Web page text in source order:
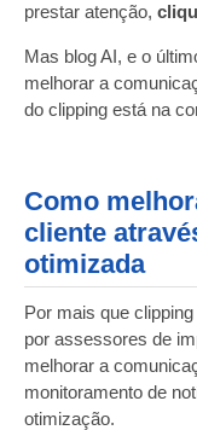
prestar atenção,
Mas blog AI, e o
melhorar a
do clipping está na
Como
cliente
otimizada
Por mais que
por assessores de
melhorar a
monitoramento de
otimização.